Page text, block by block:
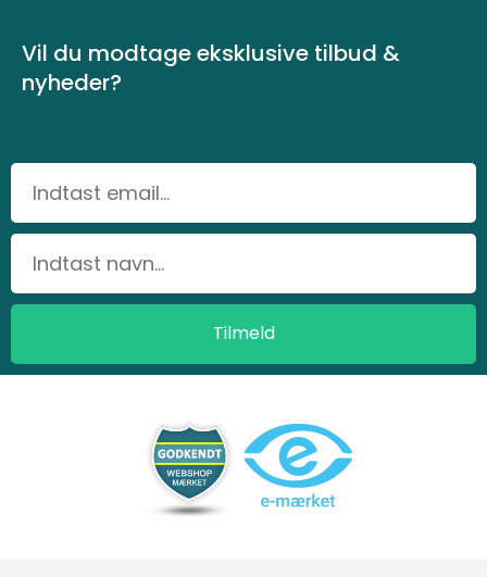
Vil du modtage eksklusive tilbud &
nyheder?